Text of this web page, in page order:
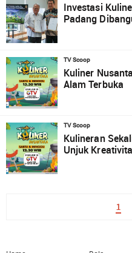
Investasi
Padang
TV Scoop
Kuliner
Alam Terbuka
TV Scoop
Kulineran
Unjuk
1